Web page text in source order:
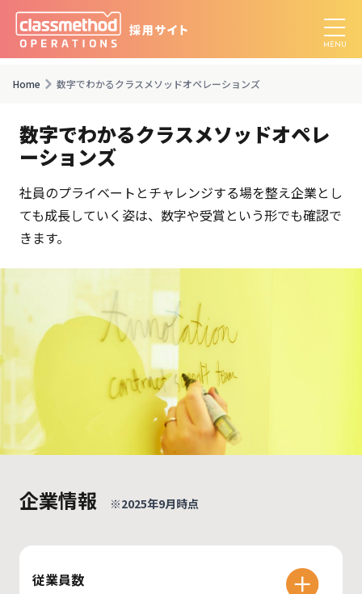
Home 数字でわかるクラスメソッドオペレーションズ
数字でわかるクラスメソッドオペレ
ーションズ
社員のプライベートとチャレンジする場を整え企業とし
ても成長していく姿は、 数字や受賞という形でも確認で
きます。
企業情報 ※2025年9月時点
従業員数